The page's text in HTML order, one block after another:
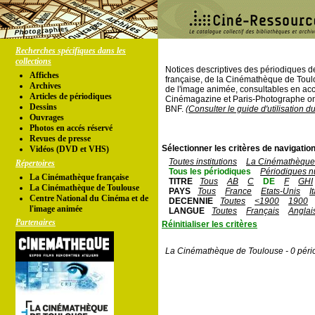
Recherches spécifiques dans les
collections
Affiches
Archives
Articles de périodiques
Dessins
Ouvrages
Photos en accés réservé
Revues de presse
Vidéos (DVD et VHS)
Répertoires
La Cinémathèque française
La Cinémathèque de Toulouse
Centre National du Cinéma et de
l'image animée
Partenaires
Notices descriptives des périodiques
française, de la Cinémathèque de
de l'image animée, consultables en
Cinémagazine et Paris-Photographe
BNF. (Consulter le guide d'utilisation
Sélectionner les critères de
Toutes institutions
La
Tous les périodiques
Périodiques
TITRE
Tous AB C DE F
GHI
PAYS
Tous France Etats-Unis
DECENNIE
Toutes <1900
1900
LANGUE
Toutes Français
Réinitialiser les critères
La Cinémathèque de Toulouse - 0